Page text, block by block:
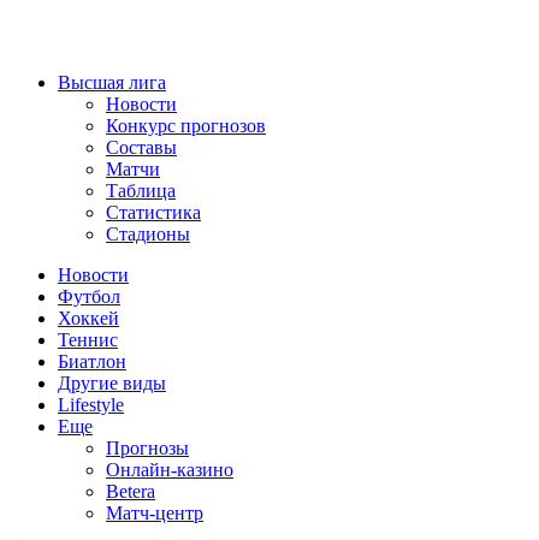
Высшая лига
Новости
Конкурс прогнозов
Составы
Матчи
Таблица
Статистика
Стадионы
Новости
Футбол
Хоккей
Теннис
Биатлон
Другие виды
Lifestyle
Еще
Прогнозы
Онлайн-казино
Betera
Матч-центр